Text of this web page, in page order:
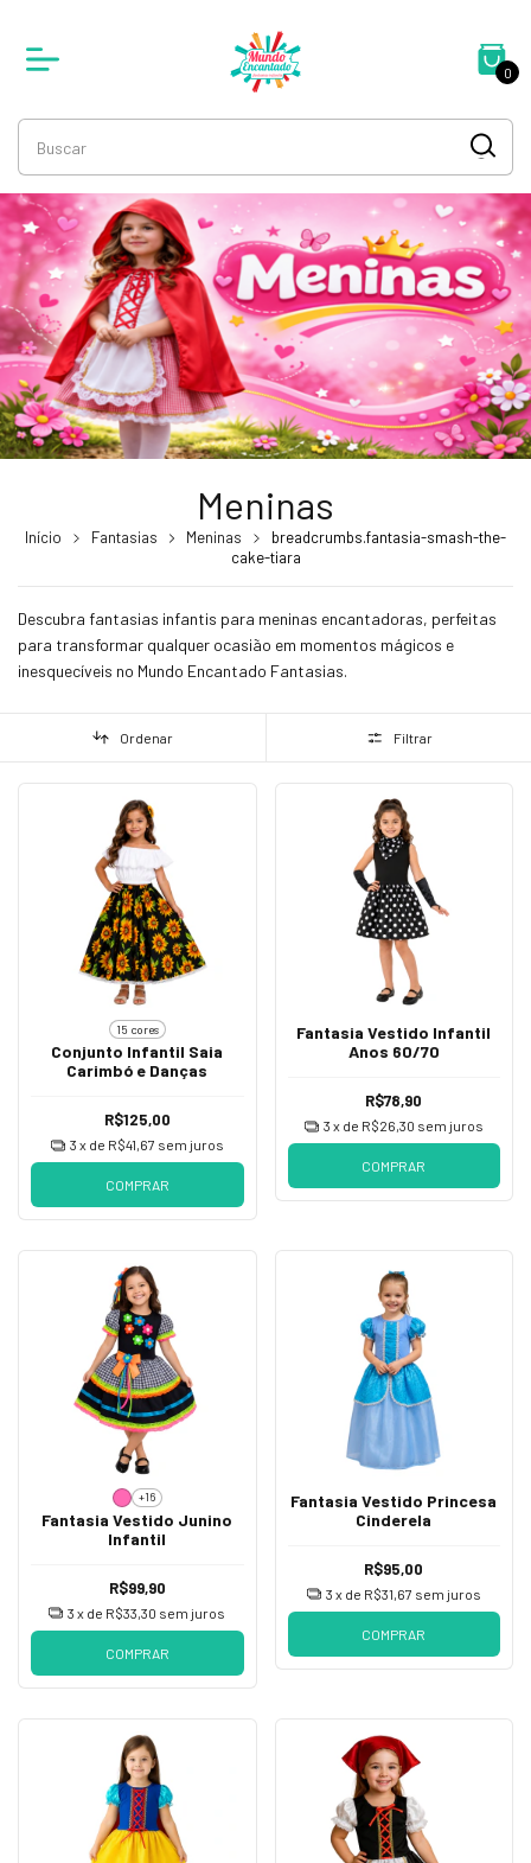
0
Meninas
Início Fantasias Meninas
breadcrumbs.fantasia-smash-the-
cake-tiara
Descubra fantasias infantis para meninas encantadoras, perfeitas
para transformar qualquer ocasião em momentos mágicos e
inesquecíveis no Mundo Encantado Fantasias.
Ordenar Filtrar
15 cores
Conjunto Infantil Saia
Carimbó e Danças
R$125,00
3 x de R$41,67 sem juros
COMPRAR
Fantasia Vestido Infantil
Anos 60/70
R$78,90
3 x de R$26,30 sem juros
COMPRAR
+16
Fantasia Vestido Junino
Infantil
R$99,90
3 x de R$33,30 sem juros
COMPRAR
Fantasia Vestido Princesa
Cinderela
R$95,00
3 x de R$31,67 sem juros
COMPRAR